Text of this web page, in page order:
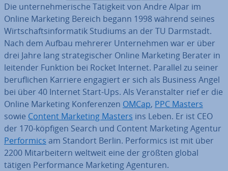
Die un­ter­neh­me­ri­sche Tätigkeit von Andre Alpar im
Online Marketing Bereich begann 1998 während seines
Wirt­schafts­in­for­ma­tik Studiums an der TU Darmstadt.
Nach dem Aufbau mehrerer Un­ter­neh­men war er über
drei Jahre lang stra­te­gi­scher Online Marketing Berater in
leitender Funktion bei Rocket Internet. Parallel zu seiner
be­ruf­li­chen Karriere engagiert er sich als Business Angel
bei über 40 Internet Start-Ups. Als Ver­an­stal­ter rief er die
Online Marketing Kon­fe­ren­zen OMCap, PPC Masters
sowie Content Marketing Masters ins Leben. Er ist CEO
der 170-köpfigen Search und Content Marketing Agentur
Per­for­mics am Standort Berlin. Per­for­mics ist mit über
2200 Mit­ar­bei­tern weltweit eine der größten global
tätigen Per­for­mance Marketing Agenturen.